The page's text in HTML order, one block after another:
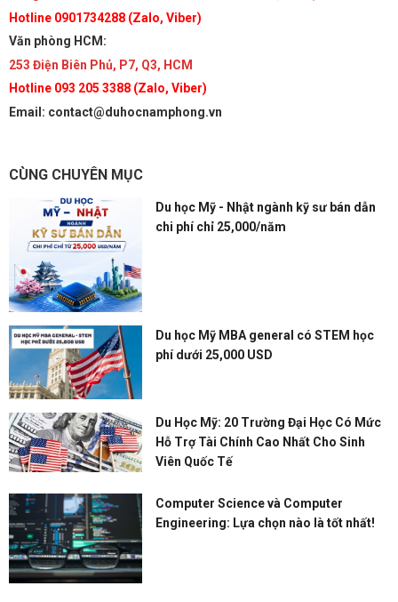
Hotline 0901734288 (Zalo, Viber)
Văn phòng HCM:
253 Điện Biên Phủ, P7, Q3, HCM
Hotline 093 205 3388 (Zalo, Viber)
Email: contact@duhocnamphong.vn
CÙNG CHUYÊN MỤC
Du học Mỹ - Nhật ngành kỹ sư bán dẫn
chi phí chỉ 25,000/năm
Du học Mỹ MBA general có STEM học
phí dưới 25,000 USD
Du Học Mỹ: 20 Trường Đại Học Có Mức
Hỗ Trợ Tài Chính Cao Nhất Cho Sinh
Viên Quốc Tế
Computer Science và Computer
Engineering: Lựa chọn nào là tốt nhất!